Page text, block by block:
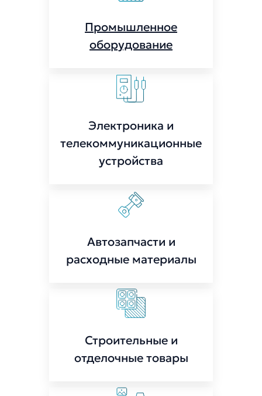
Промышленное
оборудование
Электроника и
телекоммуникационные
устройства
Автозапчасти и
расходные материалы
Строительные и
отделочные товары